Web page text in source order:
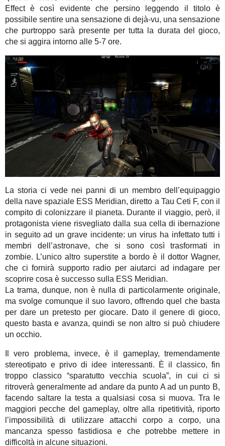
Effect è così evidente che persino leggendo il titolo è
possibile sentire una sensazione di dejà-vu, una sensazione
che purtroppo sarà presente per tutta la durata del gioco,
che si aggira intorno alle 5-7 ore.
La storia ci vede nei panni di un membro dell’equipaggio
della nave spaziale ESS Meridian, diretto a Tau Ceti F, con il
compito di colonizzare il pianeta. Durante il viaggio, però, il
protagonista viene risvegliato dalla sua cella di ibernazione
in seguito ad un grave incidente: un virus ha infettato tutti i
membri dell’astronave, che si sono così trasformati in
zombie. L’unico altro superstite a bordo è il dottor Wagner,
che ci fornirà supporto radio per aiutarci ad indagare per
scoprire cosa è successo sulla ESS Meridian.
La trama, dunque, non è nulla di particolarmente originale,
ma svolge comunque il suo lavoro, offrendo quel che basta
per dare un pretesto per giocare. Dato il genere di gioco,
questo basta e avanza, quindi se non altro si può chiudere
un occhio.
Il vero problema, invece, è il gameplay, tremendamente
stereotipato e privo di idee interessanti. È il classico, fin
troppo classico “sparatutto vecchia scuola”, in cui ci si
ritroverà generalmente ad andare da punto A ad un punto B,
facendo saltare la testa a qualsiasi cosa si muova. Tra le
maggiori pecche del gameplay, oltre alla ripetitività, riporto
l’impossibilità di utilizzare attacchi corpo a corpo, una
mancanza spesso fastidiosa e che potrebbe mettere in
difficoltà in alcune situazioni.